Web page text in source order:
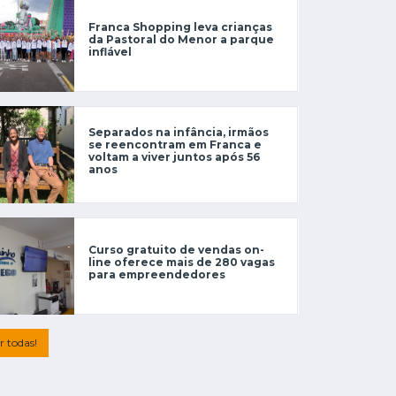
Franca Shopping leva crianças
da Pastoral do Menor a parque
inflável
Separados na infância, irmãos
se reencontram em Franca e
voltam a viver juntos após 56
anos
Curso gratuito de vendas on-
line oferece mais de 280 vagas
para empreendedores
todas!